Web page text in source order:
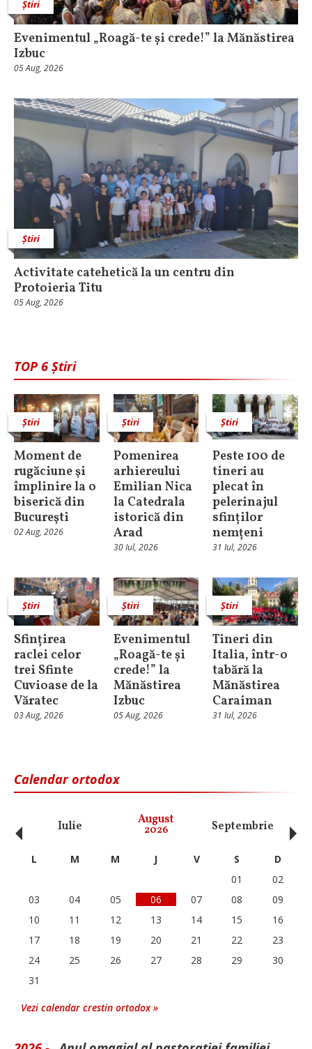
Știri
Evenimentul „Roagă-te și crede!” la Mănăstirea
Izbuc
05 Aug, 2026
Știri
Activitate catehetică la un centru din
Protoieria Titu
05 Aug, 2026
TOP 6 Știri
Știri
Moment de
rugăciune şi
împlinire la o
biserică din
Bucureşti
02 Aug, 2026
Știri
Pomenirea
arhiereului
Emilian Nica
la Catedrala
istorică din
Arad
30 Iul, 2026
Știri
Peste 100 de
tineri au
plecat în
pelerinajul
sfinților
nemțeni
31 Iul, 2026
Știri
Sfințirea
raclei celor
trei Sfinte
Cuvioase de la
Văratec
03 Aug, 2026
Știri
Evenimentul
„Roagă-te și
crede!” la
Mănăstirea
Izbuc
05 Aug, 2026
Știri
Tineri din
Italia, într-o
tabără la
Mănăstirea
Caraiman
31 Iul, 2026
Calendar ortodox
Iulie August
2026 Septembrie
‹ L M M J V S
D
01
02
03
04 05 06 07 08
09
10
11 12 13 14 15
16
17
18 19 20 21 22
23
24
25 26 27 28 29
30
31
Vezi calendar crestin ortodox »